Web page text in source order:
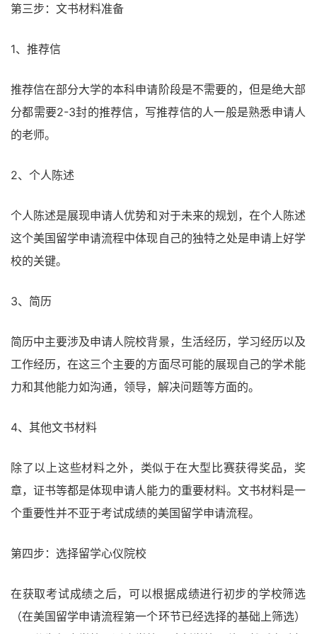
第三步：文书材料准备
1、推荐信
推荐信在部分大学的本科申请阶段是不需要的，但是绝大部
分都需要2-3封的推荐信，写推荐信的人一般是熟悉申请人
的老师。
2、个人陈述
个人陈述是展现申请人优势和对于未来的规划，在个人陈述
这个美国留学申请流程中体现自己的独特之处是申请上好学
校的关键。
3、简历
简历中主要涉及申请人院校背景，生活经历，学习经历以及
工作经历，在这三个主要的方面尽可能的展现自己的学术能
力和其他能力如沟通，领导，解决问题等方面的。
4、其他文书材料
除了以上这些材料之外，类似于在大型比赛获得奖品，奖
章，证书等都是体现申请人能力的重要材料。文书材料是一
个重要性并不亚于考试成绩的美国留学申请流程。
第四步：选择留学心仪院校
在获取考试成绩之后，可以根据成绩进行初步的学校筛选
（在美国留学申请流程第一个环节已经选择的基础上筛选）